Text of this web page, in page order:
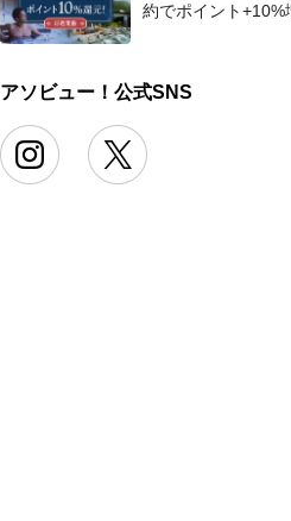
約でポイント+10%
アソビュー！公式SNS